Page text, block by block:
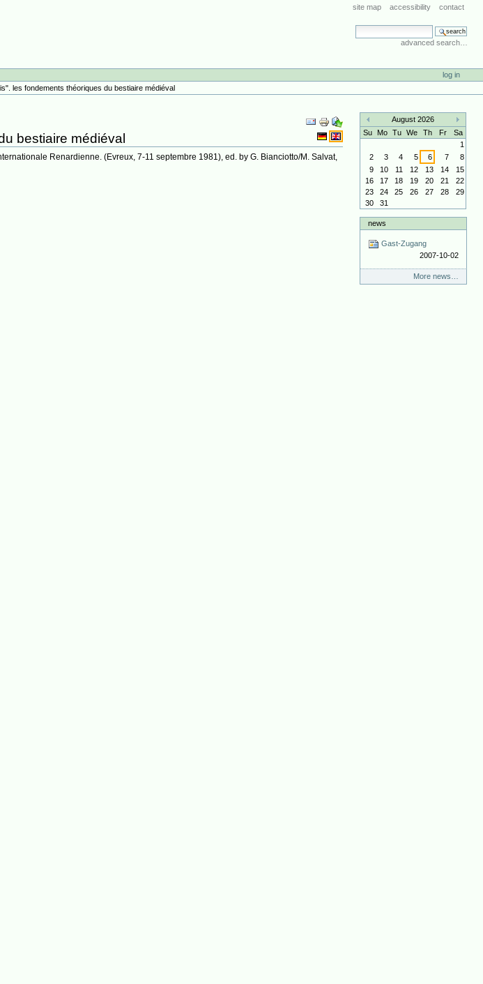
site map accessibility contact
search site
advanced search…
log in
les fondements théoriques du bestiaire médiéval
Document
Actions
bestiaire médiéval
Renardienne. (Evreux, 7-11 septembre 1981), ed. by G. Bianciotto/M. Salvat,
«
August 2026
»
Su Mo Tu We Th Fr
Sa
1
2
3 4 5 6 7
8
9
10 11 12 13 14
15
16
17 18 19 20 21
22
23
24 25 26 27 28
29
30
31
news
Gast-Zugang
2007-10-02
More news…